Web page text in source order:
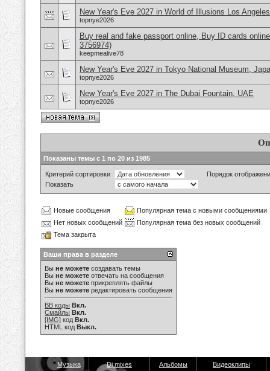
New Year's Eve 2027 in World of Illusions Los
topnye2026
Buy real and fake passport online, Buy ID cards
3756974)
keepmealive78
New Year's Eve 2027 in Tokyo National Museum,
topnye2026
New Year's Eve 2027 in The Dubai Fountain, UAE
topnye2026
Показаны темы с 1 по 20 из 1985
Критерий сортировки
Порядок
Показать
Новые сообщения
Популярная тема с новыми сообщениями
Нет новых сообщений
Популярная тема без новых сообщений
Тема закрыта
Ваши права в разделе
Вы не можете создавать темы
Вы не можете отвечать на сообщения
Вы не можете прикреплять файлы
Вы не можете редактировать сообщения
BB коды Вкл.
Смайлы Вкл.
[IMG] код Вкл.
HTML код Выкл.
Музыка Dj mixes Альбомы Видеоклипы